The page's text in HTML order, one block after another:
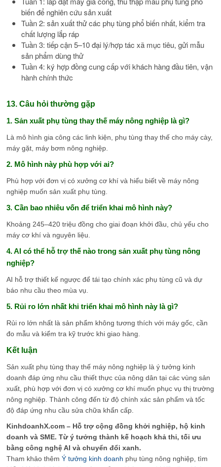
biến để nghiên cứu sản xuất
Tuần 2: sản xuất thử các phụ tùng phổ biến nhất, kiểm tra
chất lượng lắp ráp
Tuần 3: tiếp cận 5–10 đại lý/hợp tác xã mục tiêu, gửi mẫu
sản phẩm dùng thử
Tuần 4: ký hợp đồng cung cấp với khách hàng đầu tiên, vận
hành chính thức
13. Câu hỏi thường gặp
1. Sản xuất phụ tùng thay thế máy nông nghiệp là gì?
Là mô hình gia công các linh kiện, phụ tùng thay thế cho máy cày,
máy gặt, máy bơm nông nghiệp.
2. Mô hình này phù hợp với ai?
Phù hợp với đơn vị có xưởng cơ khí và hiểu biết về máy nông
nghiệp muốn sản xuất phụ tùng.
3. Cần bao nhiêu vốn để triển khai mô hình này?
Khoảng 245–420 triệu đồng cho giai đoạn khởi đầu, chủ yếu cho
máy cơ khí và nguyên liệu.
4. AI có thể hỗ trợ thế nào trong sản xuất phụ tùng nông
nghiệp?
AI hỗ trợ thiết kế ngược để tái tạo chính xác phụ tùng cũ và dự
báo nhu cầu theo mùa vụ.
5. Rủi ro lớn nhất khi triển khai mô hình này là gì?
Rủi ro lớn nhất là sản phẩm không tương thích với máy gốc, cần
đo mẫu và kiểm tra kỹ trước khi giao hàng.
Kết luận
Sản xuất phụ tùng thay thế máy nông nghiệp là ý tưởng kinh
doanh đáp ứng nhu cầu thiết thực của nông dân tại các vùng sản
xuất, phù hợp với đơn vị có xưởng cơ khí muốn phục vụ thị trường
nông nghiệp. Thành công đến từ độ chính xác sản phẩm và tốc
độ đáp ứng nhu cầu sửa chữa khẩn cấp.
KinhdoanhX.com – Hỗ trợ cộng đồng khởi nghiệp, hộ kinh
doanh và SME. Từ ý tưởng thành kế hoạch khả thi, tối ưu
bằng công nghệ AI và chuyển đổi xanh.
Tham khảo thêmÝ tưởng kinh doanh phụ tùng nông nghiệp, tìm